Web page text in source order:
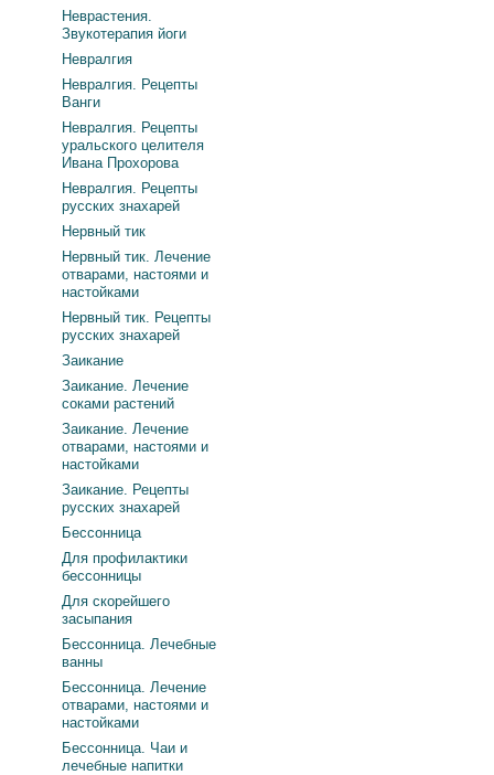
Неврастения.
Звукотерапия йоги
Невралгия
Невралгия. Рецепты
Ванги
Невралгия. Рецепты
уральского целителя
Ивана Прохорова
Невралгия. Рецепты
русских знахарей
Нервный тик
Нервный тик. Лечение
отварами, настоями и
настойками
Нервный тик. Рецепты
русских знахарей
Заикание
Заикание. Лечение
соками растений
Заикание. Лечение
отварами, настоями и
настойками
Заикание. Рецепты
русских знахарей
Бессонница
Для профилактики
бессонницы
Для скорейшего
засыпания
Бессонница. Лечебные
ванны
Бессонница. Лечение
отварами, настоями и
настойками
Бессонница. Чаи и
лечебные напитки